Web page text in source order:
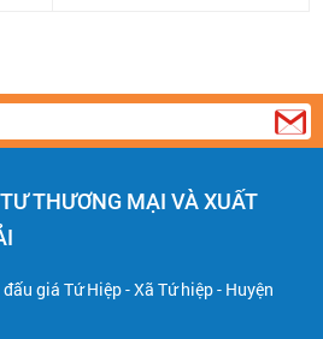
THƯƠNG MẠI VÀ XUẤT
giá Tứ Hiệp - Xã Tứ hiệp - Huyện